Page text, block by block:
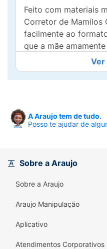
Feito com materiais
Corretor de Mamilos
facilmente ao
que a mãe
segura e confortável.
estojinho protetor,
corretor de forma
Este produto é
desejam suavizar o
Corretor de Mamilos
merece ser especial!
Ver
A Araujo tem de tudo.
Posso te ajudar de
Sobre a Araujo
Sobre a Araujo
Araujo Manipulação
Aplicativo
Atendimentos Corporativos